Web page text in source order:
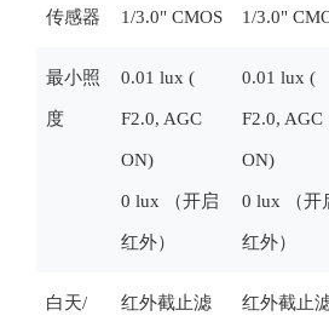
传感器 1/3.0" CMOS 1/3.0"
最小照
度
0.01 lux (
F2.0, AGC
ON)
0 lux （开启
红外）
0.01 lux (
F2.0, AGC
ON)
0 lux （开
红外）
白天/ 红外截止滤 红外截止